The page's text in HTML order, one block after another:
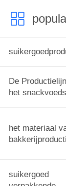
De
het
het materiaal
suikergoed